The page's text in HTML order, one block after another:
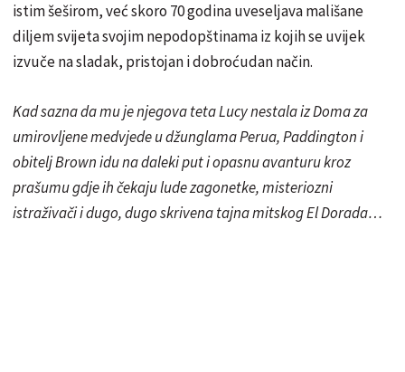
istim šeširom, već skoro 70 godina uveseljava mališane
diljem svijeta svojim nepodopštinama iz kojih se uvijek
izvuče na sladak, pristojan i dobroćudan način.
Kad sazna da mu je njegova teta Lucy nestala iz Doma za
umirovljene medvjede u džunglama Perua, Paddington i
obitelj Brown idu na daleki put i opasnu avanturu kroz
prašumu gdje ih čekaju lude zagonetke, misteriozni
istraživači i dugo, dugo skrivena tajna mitskog El Dorada…